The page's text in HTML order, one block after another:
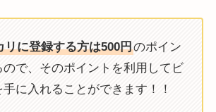
リに登録する方は500円のポイン
ので、そのポイントを利用してビ
に入れることができます！！